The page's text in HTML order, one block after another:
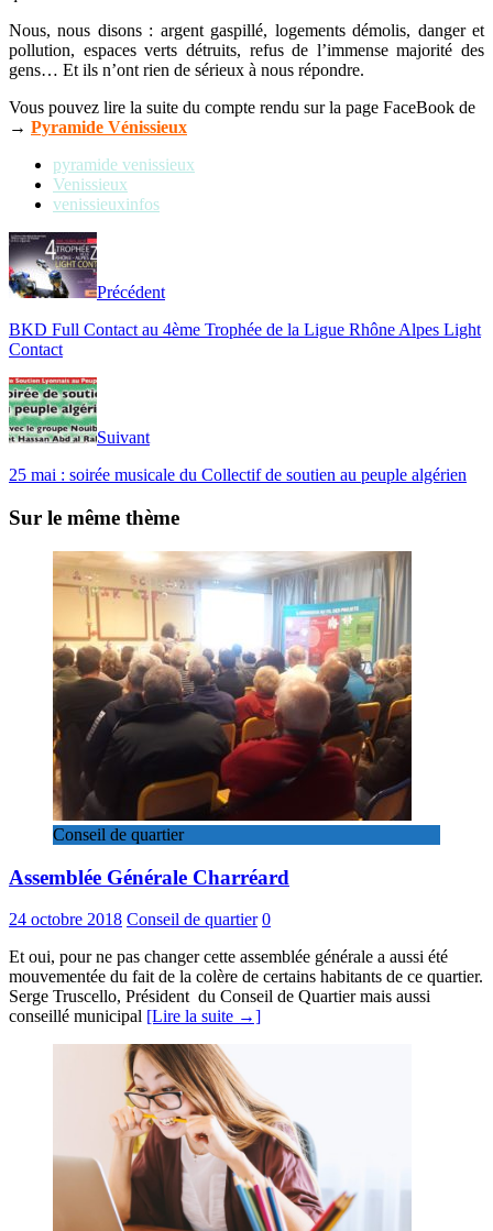
Nous, nous disons : argent gaspillé, logements démolis, danger et
pollution, espaces verts détruits, refus de l’immense majorité des
gens… Et ils n’ont rien de sérieux à nous répondre.
Vous pouvez lire la suite du compte rendu sur la page FaceBook de
→ Pyramide Vénissieux
pyramide venissieux
Venissieux
venissieuxinfos
Précédent
BKD Full Contact au 4ème Trophée de la Ligue Rhône Alpes Light
Contact
Suivant
25 mai : soirée musicale du Collectif de soutien au peuple algérien
Sur le même thème
Conseil de quartier
Assemblée Générale Charréard
24 octobre 2018 Conseil de quartier 0
Et oui, pour ne pas changer cette assemblée générale a aussi été
mouvementée du fait de la colère de certains habitants de ce quartier.
Serge Truscello, Président du Conseil de Quartier mais aussi
conseillé municipal [Lire la suite →]